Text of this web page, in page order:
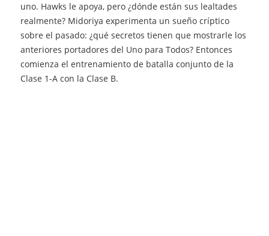
uno. Hawks le apoya, pero ¿dónde están sus lealtades
realmente? Midoriya experimenta un sueño críptico
sobre el pasado: ¿qué secretos tienen que mostrarle los
anteriores portadores del Uno para Todos? Entonces
comienza el entrenamiento de batalla conjunto de la
Clase 1-A con la Clase B.